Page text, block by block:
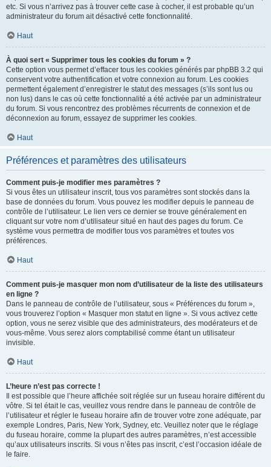
etc. Si vous n’arrivez pas à trouver cette case à cocher, il est probable qu’un
administrateur du forum ait désactivé cette fonctionnalité.
Haut
À quoi sert « Supprimer tous les cookies du forum » ?
Cette option vous permet d’effacer tous les cookies générés par phpBB 3.2 qui
conservent votre authentification et votre connexion au forum. Les cookies
permettent également d’enregistrer le statut des messages (s’ils sont lus ou
non lus) dans le cas où cette fonctionnalité a été activée par un administrateur
du forum. Si vous rencontrez des problèmes récurrents de connexion et de
déconnexion au forum, essayez de supprimer les cookies.
Haut
Préférences et paramètres des utilisateurs
Comment puis-je modifier mes paramètres ?
Si vous êtes un utilisateur inscrit, tous vos paramètres sont stockés dans la
base de données du forum. Vous pouvez les modifier depuis le panneau de
contrôle de l’utilisateur. Le lien vers ce dernier se trouve généralement en
cliquant sur votre nom d’utilisateur situé en haut des pages du forum. Ce
système vous permettra de modifier tous vos paramètres et toutes vos
préférences.
Haut
Comment puis-je masquer mon nom d’utilisateur de la liste des utilisateurs
en ligne ?
Dans le panneau de contrôle de l’utilisateur, sous « Préférences du forum »,
vous trouverez l’option « Masquer mon statut en ligne ». Si vous activez cette
option, vous ne serez visible que des administrateurs, des modérateurs et de
vous-même. Vous serez alors comptabilisé comme étant un utilisateur
invisible.
Haut
L’heure n’est pas correcte !
Il est possible que l’heure affichée soit réglée sur un fuseau horaire différent du
vôtre. Si tel était le cas, veuillez vous rendre dans le panneau de contrôle de
l’utilisateur et régler le fuseau horaire afin de trouver votre zone adéquate, par
exemple Londres, Paris, New York, Sydney, etc. Veuillez noter que le réglage
du fuseau horaire, comme la plupart des autres paramètres, n’est accessible
qu’aux utilisateurs inscrits. Si vous n’êtes pas inscrit, c’est l’occasion idéale de
le faire.